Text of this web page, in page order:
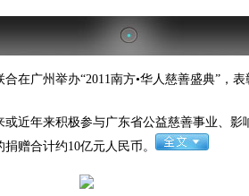
广州举办“2011南方•华人慈善盛典”，
年来积极参与广东省公益慈善事业、影
赠合计约10亿元人民币。